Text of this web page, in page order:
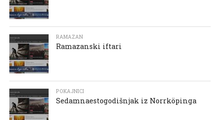
RAMAZAN
Ramazanski iftari
POKAJNICI
Sedamnaestogodišnjak iz Norrköpinga